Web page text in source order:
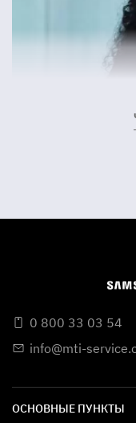
Что может
Мастера
0 800 33 03 54
info@mti-
ОСНОВНЫЕ ПУНКТЫ